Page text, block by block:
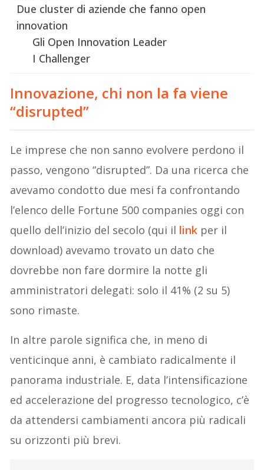
Due cluster di aziende che fanno open
innovation
Gli Open Innovation Leader
I Challenger
Innovazione, chi non la fa viene
“disrupted”
Le imprese che non sanno evolvere perdono il
passo, vengono “disrupted”. Da una ricerca che
avevamo condotto due mesi fa confrontando
l’elenco delle Fortune 500 companies oggi con
quello dell’inizio del secolo (qui il link per il
download) avevamo trovato un dato che
dovrebbe non fare dormire la notte gli
amministratori delegati: solo il 41% (2 su 5)
sono rimaste.
In altre parole significa che, in meno di
venticinque anni, è cambiato radicalmente il
panorama industriale. E, data l’intensificazione
ed accelerazione del progresso tecnologico, c’è
da attendersi cambiamenti ancora più radicali
su orizzonti più brevi.